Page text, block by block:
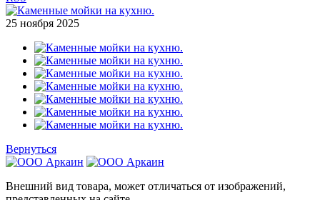
25 ноября 2025
Вернуться
Внешний вид товара, может отличаться от изображений,